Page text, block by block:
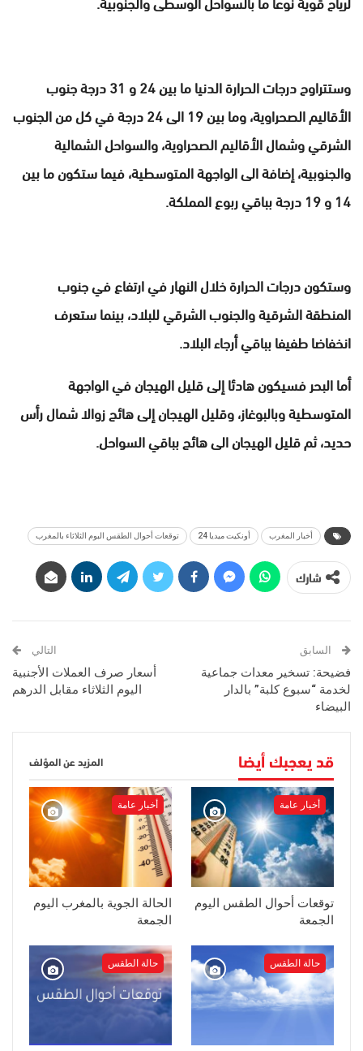
وستتراوح درجات الحرارة الدنيا ما بين 24 و 31 درجة جنوب
الأقاليم الصحراوية، وما بين 19 الى 24 درجة في كل من الجنوب
الشرقي وشمال الأقاليم الصحراوية، والسواحل الشمالية
والجنوبية، إضافة الى الواجهة المتوسطية، فيما ستكون ما بين
14 و 19 درجة بباقي ربوع المملكة.
وستكون درجات الحرارة خلال النهار في ارتفاع في جنوب
المنطقة الشرقية والجنوب الشرقي للبلاد، بينما ستعرف
انخفاضا طفيفا بباقي أرجاء البلاد.
أما البحر فسيكون هادئا إلى قليل الهيجان في الواجهة
المتوسطية وبالبوغاز، وقليل الهيجان إلى هائج زوالا شمال رأس
حديد، ثم قليل الهيجان الى هائج بباقي السواحل.
أخبار المغرب أونكيت ميديا 24 توقعات أحوال الطقس البوم الثلاثاء بالمغرب
شارك
السابق
فضيحة: تسخير معدات جماعية
لخدمة “سبوع كلبة” بالدار
البيضاء
التالي
أسعار صرف العملات الأجنبية
اليوم الثلاثاء مقابل الدرهم
قد يعجبك أيضا المزيد عن المؤلف
أخبار عامة
توقعات أحوال الطقس اليوم
الجمعة
أخبار عامة
الحالة الجوية بالمغرب اليوم
الجمعة
حالة الطقس حالة الطقس